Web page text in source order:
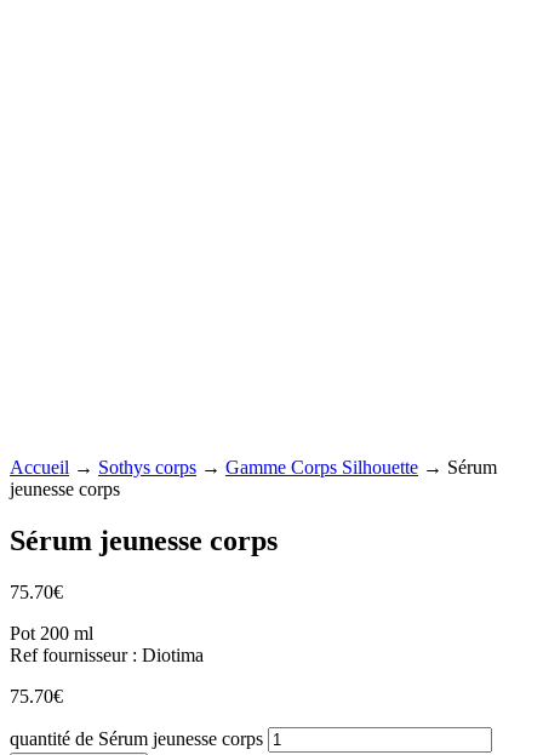
Accueil → Sothys corps → Gamme Corps Silhouette → Sérum
jeunesse corps
Sérum jeunesse corps
75.70€
Pot 200 ml
Ref fournisseur : Diotima
75.70€
quantité de Sérum jeunesse corps